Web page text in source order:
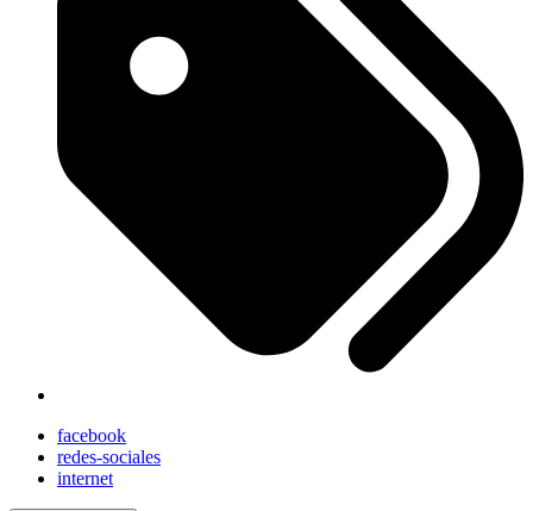
facebook
redes-sociales
internet